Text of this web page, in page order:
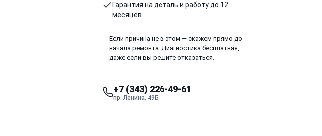
Гарантия на деталь и работу до 12
месяцев
Если причина не в этом — скажем прямо до
начала ремонта. Диагностика бесплатная,
даже если вы решите отказаться.
+7 (343) 226-49-61
пр. Ленина, 49Б